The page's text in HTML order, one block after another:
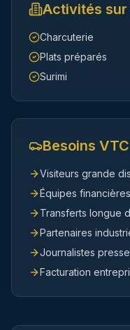
Activités sur
Charcuterie
Plats préparés
Surimi
Besoins
Visiteurs grande
Équipes
Transferts longue
Partenaires
Journalistes
Facturation